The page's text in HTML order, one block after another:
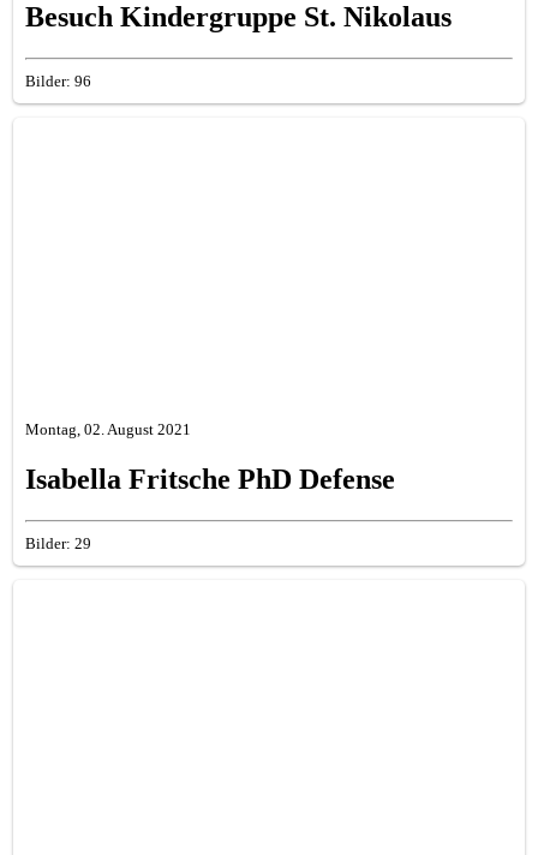
Besuch Kindergruppe St. Nikolaus
Bilder: 96
Montag, 02. August 2021
Isabella Fritsche PhD Defense
Bilder: 29